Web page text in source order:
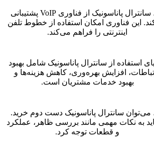
بله، سانترال پاناسونیک از فناوری VoIP پشتیبانی
این فناوری امکان استفاده از خطوط تلفن
اینترنتی را فراهم می‌کند.
استفاده از سانترال پاناسونیک شامل بهبود
افزایش بهره‌وری، کاهش هزینه‌ها و
بهبود خدمات مشتریان است.
می‌توان سانترال پاناسونیک دست دوم خرید.
باید به نکات مهمی مانند بررسی ظاهر، عملکرد
و قطعات توجه کرد.